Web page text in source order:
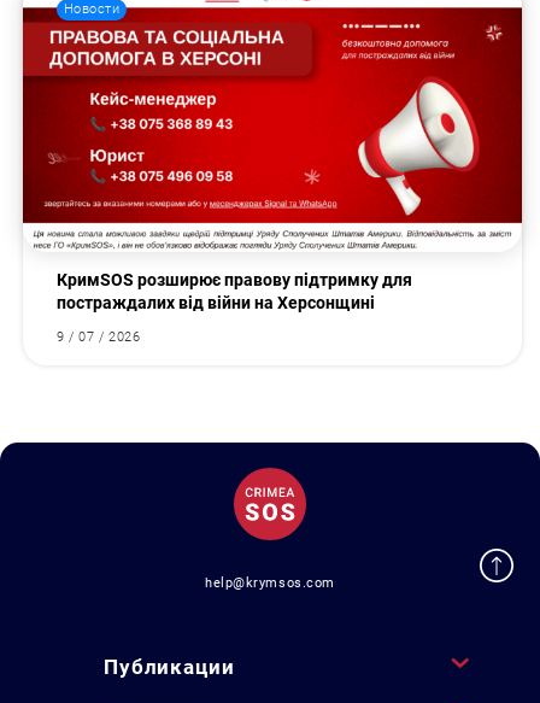
Новости
КримSOS розширює правову підтримку для
постраждалих від війни на Херсонщині
9 / 07 / 2026
help@krymsos.com
Публикации